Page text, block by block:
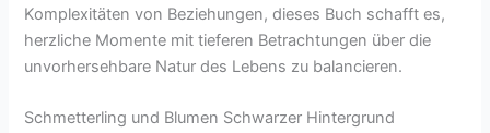
Komplexitäten von Beziehungen, dieses Buch schafft es,
herzliche Momente mit tieferen Betrachtungen über die
unvorhersehbare Natur des Lebens zu balancieren.
Schmetterling und Blumen Schwarzer Hintergrund